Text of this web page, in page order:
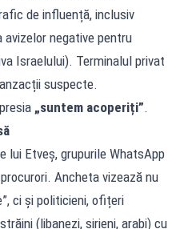
de influență, inclusiv
negative pentru
Israelului). Terminalul privat
suspecte.
„suntem acoperiți”.
lui Etveș, grupurile WhatsApp
Ancheta vizează nu
ci și politicieni, ofițeri
(libanezi, sirieni, arabi) cu